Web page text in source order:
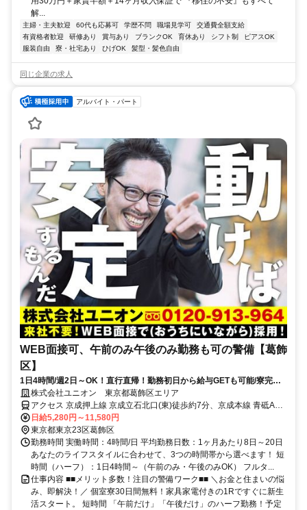
解...
主婦・主夫歓迎 60代も応募可 学歴不問 職場見学可
交通費全額支給
有資格者歓迎
研修あり 賞与あり ブランクOK 育休あり シフト制
ピアスOK
服装自由
寮・社宅あり ひげOK 髪型・髪色自由
同じ企業の求人
アルバイト・パート
WEB面接可、午前のみ午後のみ勤務も可の警備【葛飾
区】
1日4時間/週2日～OK！直行直帰！勤務初日から給与GETも可能/寮完備
＆携帯貸与♪
株式会社ユニオン 東京都葛飾区エリア
アクセス 京成押上線 京成立石北口(東)徒歩約7分、京成本線 青砥A口
徒歩約11分、京成本線 青砥A口徒歩約11分 東京都葛飾区エリア（青
砥駅、お花茶屋駅、金町駅、亀有駅、京成金町駅、京成高砂駅、京成
立石駅等）
日給5,280円～11,580円
東京都東京23区葛飾区
勤務時間 実働時間：4時間/日 平均勤務日数：1ヶ月あたり8日～20日
あなたのライフスタイルに合わせて、3つの時間帯から選べます！ 短
時間（ハーフ）：1日4時間～（午前のみ・午後のみOK） フルタ...
仕事内容 ■■メリット多数！注目の警備ワーク■■ ＼お金と住まいの悩
み、即解決！／ 個室寮30日間無料！家具家電付きの1Rですぐに新生
活スタート。 短時間 「午前だけ」「午後だけ」のハーフ勤務！予定